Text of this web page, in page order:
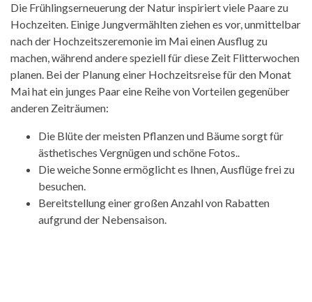
Die Frühlingserneuerung der Natur inspiriert viele Paare zu
Hochzeiten. Einige Jungvermählten ziehen es vor, unmittelbar
nach der Hochzeitszeremonie im Mai einen Ausflug zu
machen, während andere speziell für diese Zeit Flitterwochen
planen. Bei der Planung einer Hochzeitsreise für den Monat
Mai hat ein junges Paar eine Reihe von Vorteilen gegenüber
anderen Zeiträumen:
Die Blüte der meisten Pflanzen und Bäume sorgt für
ästhetisches Vergnügen und schöne Fotos..
Die weiche Sonne ermöglicht es Ihnen, Ausflüge frei zu
besuchen.
Bereitstellung einer großen Anzahl von Rabatten
aufgrund der Nebensaison.